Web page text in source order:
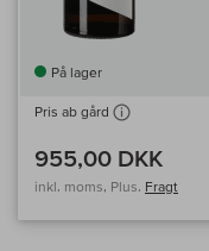
På lager
Pris ab gård
955,00 DKK
inkl. moms, Plus. Fragt